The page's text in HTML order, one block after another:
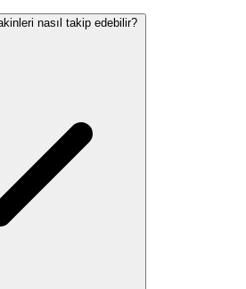
nasıl takip edebilir?